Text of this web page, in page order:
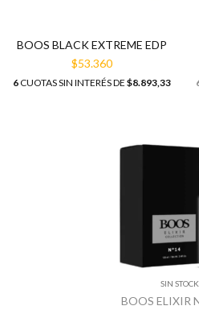
BOOS BLACK EXTREME EDP
$53.360
6 CUOTAS SIN INTERÉS DE $8.893,33
SIN STOCK
BOOS ELIXIR